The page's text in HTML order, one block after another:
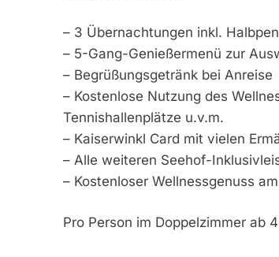
– 3 Übernachtungen inkl.
– 5-Gang-Genießermenü zur
– Begrüßungsgetränk bei Anreise
– Kostenlose Nutzung des
Tennishallenplätze u.v.m.
– Kaiserwinkl Card mit vielen
– Alle weiteren Seehof-
– Kostenloser Wellnessgenuss
Pro Person im Doppelzimmer ab